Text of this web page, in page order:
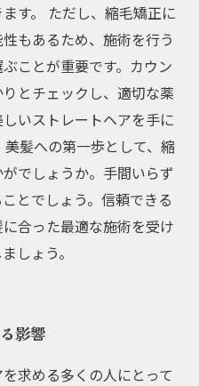
す。 ただし、縮毛矯正に
もあるため、施術を行う
ことが重要です。カウン
とチェックし、適切な薬
いストレートヘアを手に
髪への第一歩として、縮
でしょうか。手間いらず
とでしょう。信頼できる
合った最適な施術を受け
しょう。
影響
求める多くの人にとって